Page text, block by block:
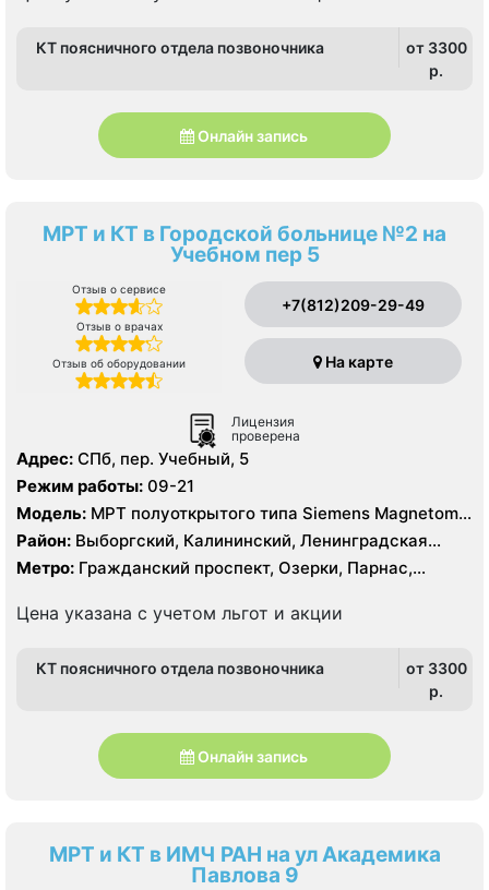
КТ поясничного отдела позвоночника
от 3300
p.
Онлайн запись
МРТ и КТ в Городской больнице №2 на
Учебном пер 5
Отзыв о сервисе
Отзыв о врачах
Отзыв об оборудовании
+7(812)209-29-49
На карте
Лицензия
проверена
Адрес: СПб, пер. Учебный, 5
Режим работы: 09-21
Модель: МРТ полуоткрытого типа Siemens Magnetom
Espree 1.5 Тесла, КТ Siemens SOMATOM Definition 16
срезов, КТ Siemens SOMATOM Definition AS 64 среза
Район: Выборгский, Калининский, Ленинградская
область, Приморский
Метро: Гражданский проспект, Озерки, Парнас,
Цена указана с учетом льгот и акции
КТ поясничного отдела позвоночника
от 3300
p.
Онлайн запись
МРТ и КТ в ИМЧ РАН на ул Академика
Павлова 9